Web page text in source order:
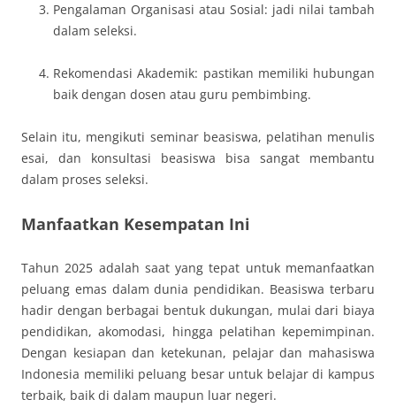
Pengalaman Organisasi atau Sosial: jadi nilai tambah
dalam seleksi.
Rekomendasi Akademik: pastikan memiliki hubungan
baik dengan dosen atau guru pembimbing.
Selain itu, mengikuti seminar beasiswa, pelatihan menulis
esai, dan konsultasi beasiswa bisa sangat membantu
dalam proses seleksi.
Manfaatkan Kesempatan Ini
Tahun 2025 adalah saat yang tepat untuk memanfaatkan
peluang emas dalam dunia pendidikan. Beasiswa terbaru
hadir dengan berbagai bentuk dukungan, mulai dari biaya
pendidikan, akomodasi, hingga pelatihan kepemimpinan.
Dengan kesiapan dan ketekunan, pelajar dan mahasiswa
Indonesia memiliki peluang besar untuk belajar di kampus
terbaik, baik di dalam maupun luar negeri.